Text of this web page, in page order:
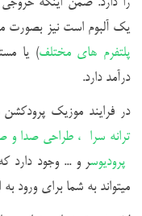
یک آلبوم است نیز بصورت
پلتفرم های مختلف) یا
درآمد دارد.
در فرایند موزیک پرودکشن
ترانه سرا ، طراحی صدا و
پرودیوسر و ... وجود دارد
میتواند به شما برای ورود